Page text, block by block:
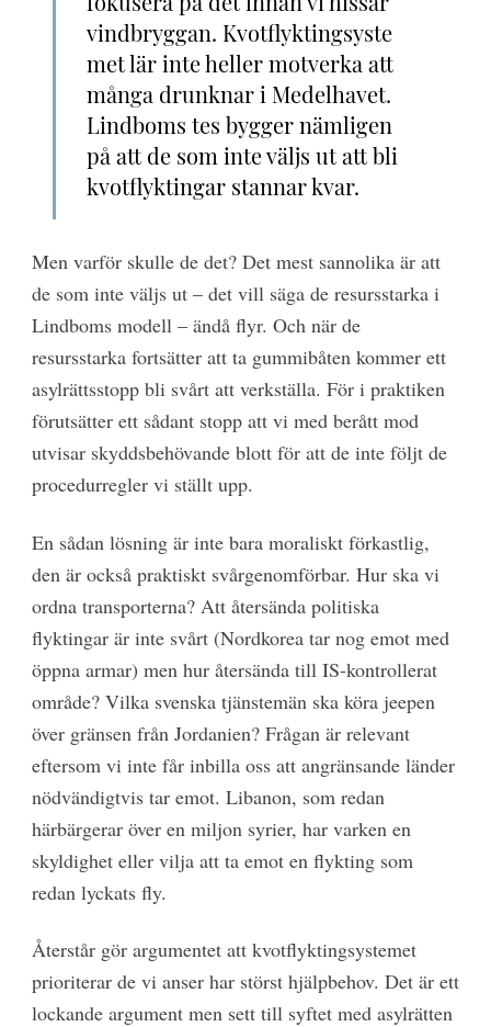
vindbryggan. Kvotflyktingsyste
met lär inte heller motverka att
många drunknar i Medelhavet.
Lindboms tes bygger nämligen
på att de som inte väljs ut att bli
kvotflyktingar stannar kvar.
Men varför skulle de det? Det mest sannolika är att
de som inte väljs ut – det vill säga de resursstarka i
Lindboms modell – ändå flyr. Och när de
resursstarka fortsätter att ta gummibåten kommer ett
asylrättsstopp bli svårt att verkställa. För i praktiken
förutsätter ett sådant stopp att vi med berått mod
utvisar skyddsbehövande blott för att de inte följt de
procedurregler vi ställt upp.
En sådan lösning är inte bara moraliskt förkastlig,
den är också praktiskt svårgenomförbar. Hur ska vi
ordna transporterna? Att återsända politiska
flyktingar är inte svårt (Nordkorea tar nog emot med
öppna armar) men hur återsända till IS-kontrollerat
område? Vilka svenska tjänstemän ska köra jeepen
över gränsen från Jordanien? Frågan är relevant
eftersom vi inte får inbilla oss att angränsande länder
nödvändigtvis tar emot. Libanon, som redan
härbärgerar över en miljon syrier, har varken en
skyldighet eller vilja att ta emot en flykting som
redan lyckats fly.
Återstår gör argumentet att kvotflyktingsystemet
prioriterar de vi anser har störst hjälpbehov. Det är ett
lockande argument men sett till syftet med asylrätten